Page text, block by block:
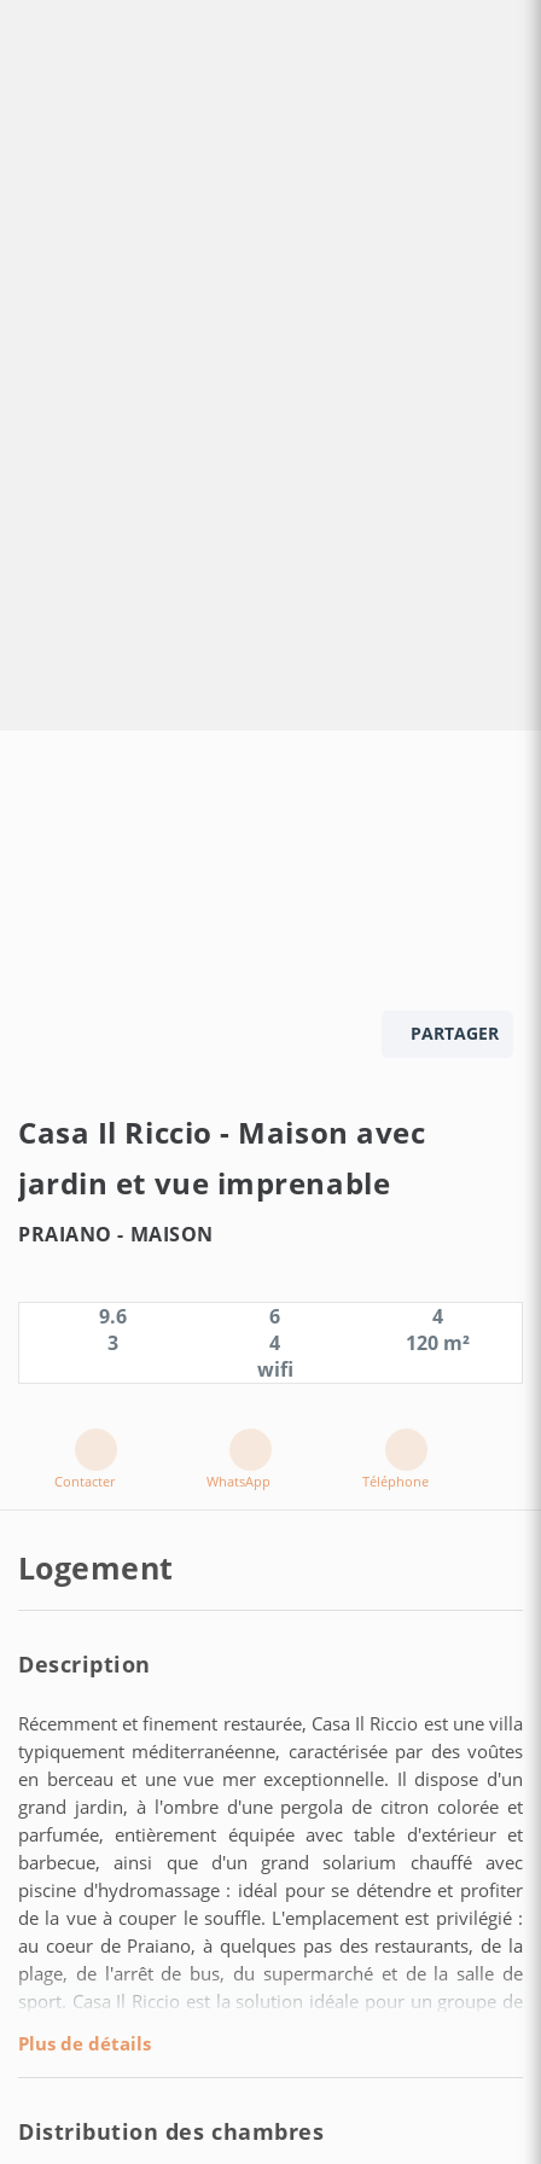
PARTAGER
Casa Il Riccio - Maison avec
jardin et vue imprenable
PRAIANO - MAISON
9.6 6
4
3
4
120 m²
wifi
Contacter WhatsApp Téléphone
Logement
Description
Récemment et finement restaurée, Casa Il Riccio est une villa
typiquement méditerranéenne, caractérisée par des voûtes
en berceau et une vue mer exceptionnelle. Il dispose d'un
grand jardin, à l'ombre d'une pergola de citron colorée et
parfumée, entièrement équipée avec table d'extérieur et
barbecue, ainsi que d'un grand solarium chauffé avec
piscine d'hydromassage : idéal pour se détendre et profiter
de la vue à couper le souffle. L'emplacement est privilégié :
au coeur de Praiano, à quelques pas des restaurants, de la
plage, de l'arrêt de bus, du supermarché et de la salle de
sport. Casa Il Riccio est la solution idéale pour un groupe de
inférieur pas connectés et chacun avec un accès
indépendant. L'étage supérieur se compose d'une grande
de bain avec baignoire. L'étage inférieur comprend deux
Plus de détails
Distribution des chambres